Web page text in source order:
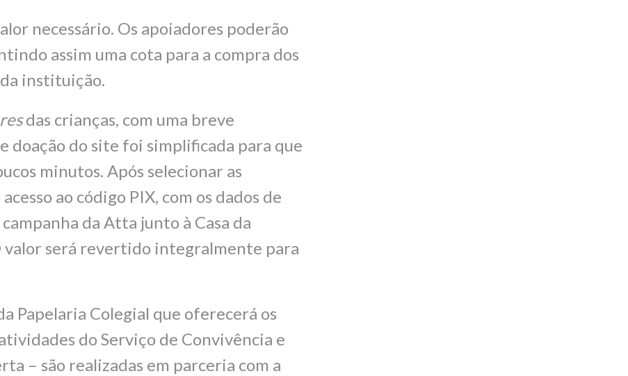
necessário. Os apoiadores poderão
assim uma cota para a compra dos
instituição.
das crianças, com uma breve
doação do site foi simplificada para que
minutos. Após selecionar as
ao código PIX, com os dados de
da Atta junto à Casa da
valor será revertido integralmente para
Papelaria Colegial que oferecerá os
do Serviço de Convivência e
– são realizadas em parceria com a